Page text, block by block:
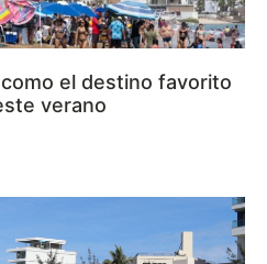
el destino favorito
verano